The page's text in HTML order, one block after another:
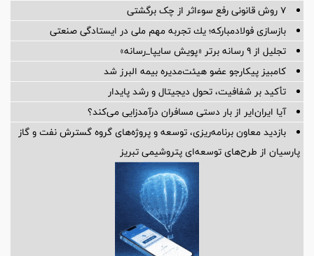
۷ روش قانونی رفع سوء‌اثر از چک برگشتی
بازسازی فولادمباركه؛ یك تجربه مهم ملی در ایستادگی صنعتی
تجلیل از ۹ رسانه برتر «پویش سایپا_رسانه»
کامبیز پیکارجو عضو هیئت‌مدیره بيمه البرز شد
تأکید بر شفافیت، تحول دیجیتال و رشد پایدار
آیا ایران‌ایر از بار دستی مسافران درآمدزایی می‌کند؟
بازدید معاون برنامه‌ریزی، توسعه و پروژه‌های گروه گسترش نفت و گاز
پارسیان از طرح‌های توسعه‌ای پتروشیمی تبریز